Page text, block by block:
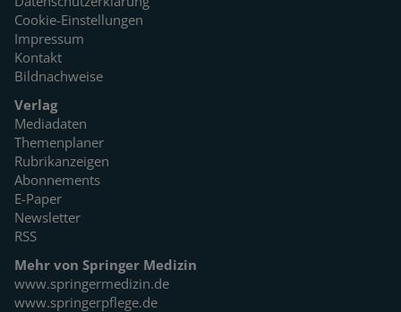
Cookie-Einstellungen
Impressum
Kontakt
Bildnachweise
Verlag
Mediadaten
Themenplaner
Rubrikanzeigen
Abonnements
E-Paper
Newsletter
RSS
Mehr von Springer Medizin
www.springermedizin.de
www.springerpflege.de